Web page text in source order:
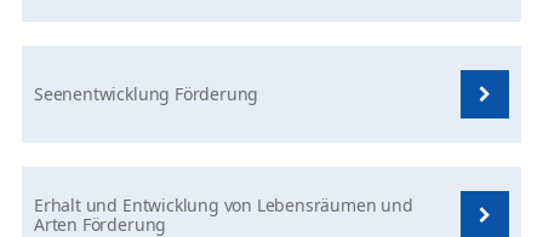
Seenentwicklung Förderung
Erhalt und Entwicklung von Lebensräumen und
Arten Förderung